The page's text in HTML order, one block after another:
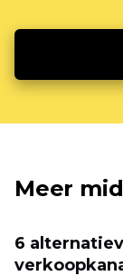
Meer
6